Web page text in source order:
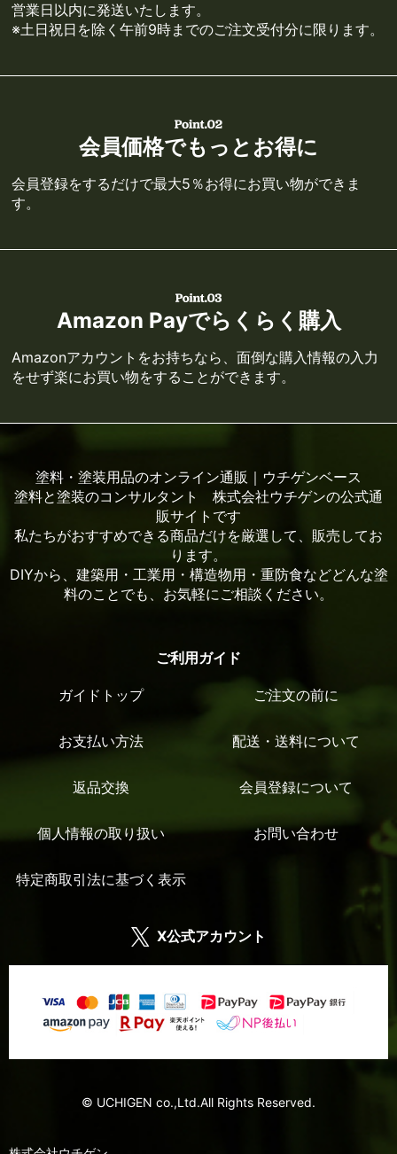
営業日以内に発送いたします。
※土日祝日を除く午前9時までのご注文受付分に限ります。
会員価格でもっとお得に
会員登録をするだけで最大5％お得にお買い物ができま
す。
Amazon Payでらくらく購入
Amazonアカウントをお持ちなら、面倒な購入情報の入力
をせず楽にお買い物をすることができます。
塗料・塗装用品のオンライン通販｜ウチゲンベース
塗料と塗装のコンサルタント 株式会社ウチゲンの公式通
販サイトです
私たちがおすすめできる商品だけを厳選して、販売してお
ります。
DIYから、建築用・工業用・構造物用・重防食などどんな塗
料のことでも、お気軽にご相談ください。
ご利用ガイド
ガイドトップ ご注文の前に
お支払い方法 配送・送料について
返品交換 会員登録について
個人情報の取り扱い お問い合わせ
特定商取引法に基づく表示
X公式アカウント
© UCHIGEN co.,Ltd.All Rights Reserved.